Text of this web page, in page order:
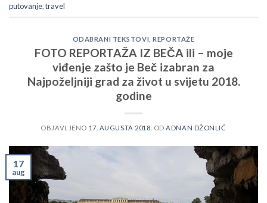
putovanje,travel
ODABRANI TEKSTOVI ,REPORTAŽE
FOTO REPORTAŽA IZ BEČA ili – moje
viđenje zašto je Beč izabran za
Najpoželjniji grad za život u svijetu 2018.
godine
OBJAVLJENO 17. AUGUSTA 2018. OD ADNAN DŽONLIĆ
17
aug